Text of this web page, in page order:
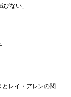
ない」
レイ・アレンの関